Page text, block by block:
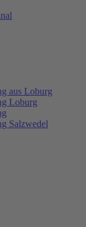
aus Loburg
Loburg
Salzwedel